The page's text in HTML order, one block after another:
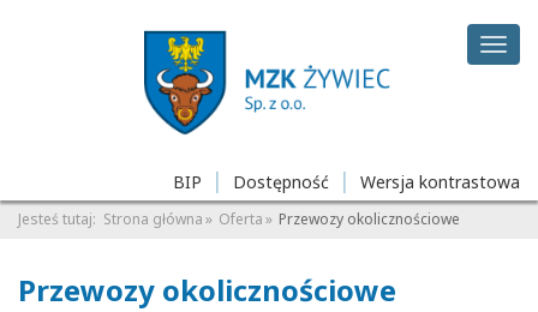
dostępności
do
głównej
treści
do
menu
do
stopki
BIP Dostępność Wersja kontrastowa
Jesteś tutaj: Strona główna Oferta Przewozy okolicznościowe
Przewozy okolicznościowe